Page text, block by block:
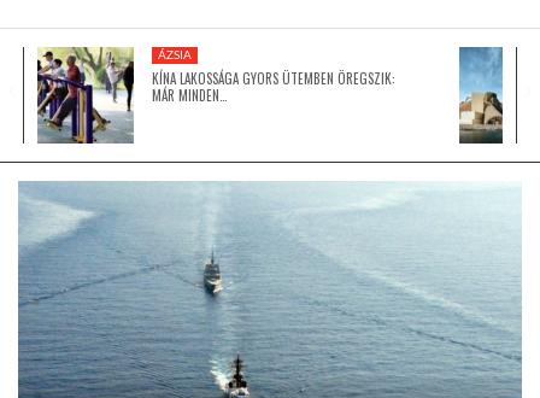
ÁZSIA
LATIN-AMERIKA
KÖZEL-KELET
AUSZTRÁLIA
ÁZSIA
KÍNA LAKOSSÁGA GYORS ÜTEMBEN ÖREGSZIK:
MÁR MINDEN…